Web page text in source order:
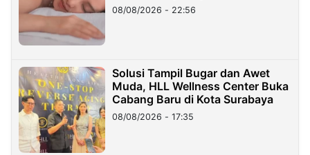
08/08/2026 - 22:56
Solusi Tampil Bugar dan Awet
Muda, HLL Wellness Center Buka
Cabang Baru di Kota Surabaya
08/08/2026 - 17:35